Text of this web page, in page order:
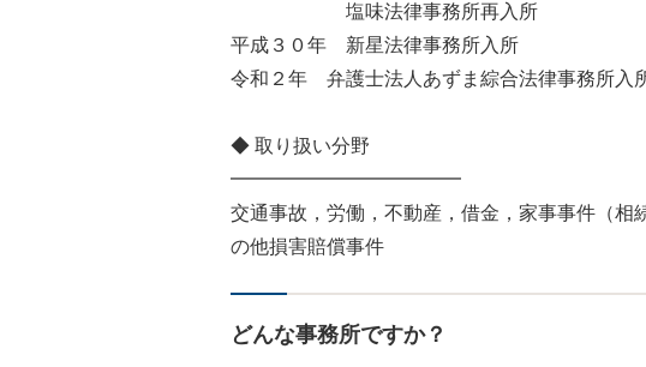
塩味法律事務所再入所
平成３０年 新星法律事務所入所
令和２年 弁護士法人あずま綜合法律事務所入
◆ 取り扱い分野
━━━━━━━━━━━━
交通事故，労働，不動産，借金，家事事件（相
の他損害賠償事件
どんな事務所ですか？